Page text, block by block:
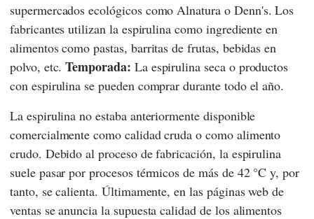
supermercados ecológicos como Alnaturao Denn's. Los
fabricantes utilizan la espirulina como ingrediente en
alimentos como pastas, barritas de frutas, bebidas en
polvo, etc.Temporada: La espirulina seca o productos
con espirulina se pueden comprar durante todo el año.
La espirulina no estaba anteriormente disponible
comercialmente como calidad cruda o como alimento
crudo. Debido al proceso de fabricación, la espirulina
suele pasar por procesos térmicos de más de 42 °C y, por
tanto, se calienta. Últimamente, en las páginas web de
ventas se anuncia la supuesta calidad de los alimentos